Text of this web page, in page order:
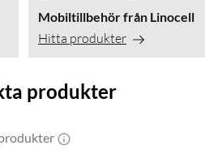
Mobiltillbehör från Linocell
Hitta produkter
produkter